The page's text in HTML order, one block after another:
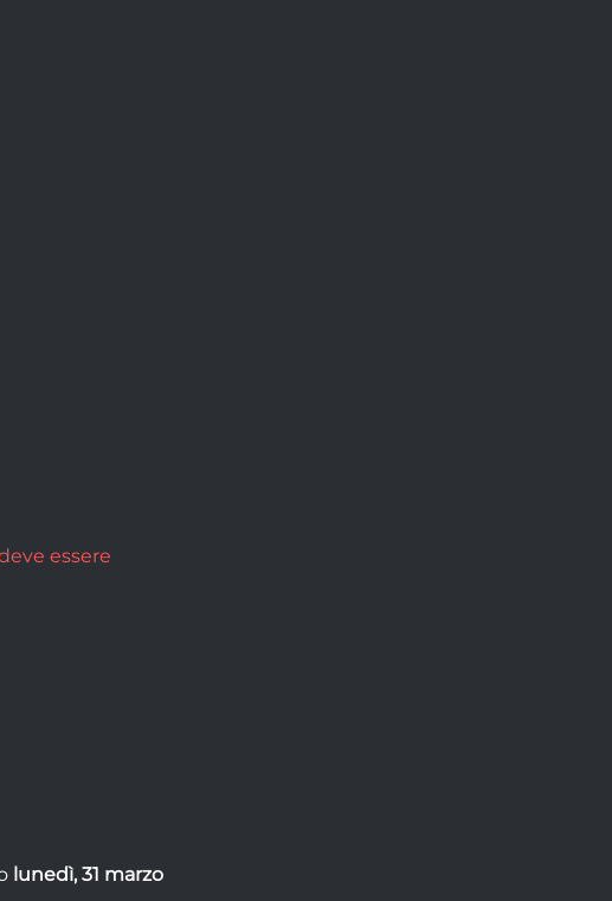
essere
lunedì, 31 marzo